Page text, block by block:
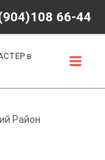
66-44
в
Район